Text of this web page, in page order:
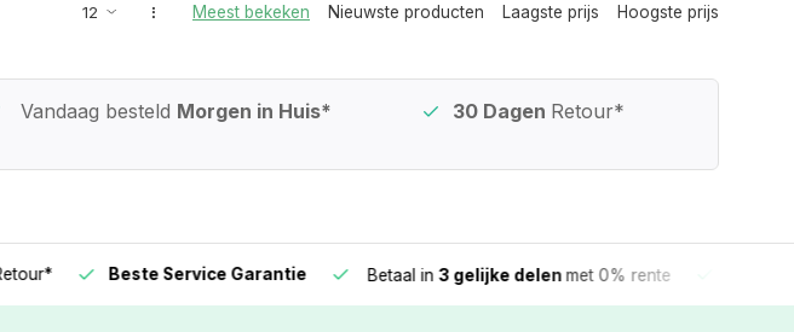
Meest bekeken Nieuwste producten Laagste prijs Hoogste prijs
Vandaag besteld Morgen in Huis* 30 Dagen Retour*
Beste Service Garantie Betaal in3 gelijke delen met 0% rente